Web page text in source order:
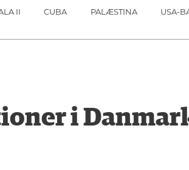
II CUBA PALÆSTINA USA-
i